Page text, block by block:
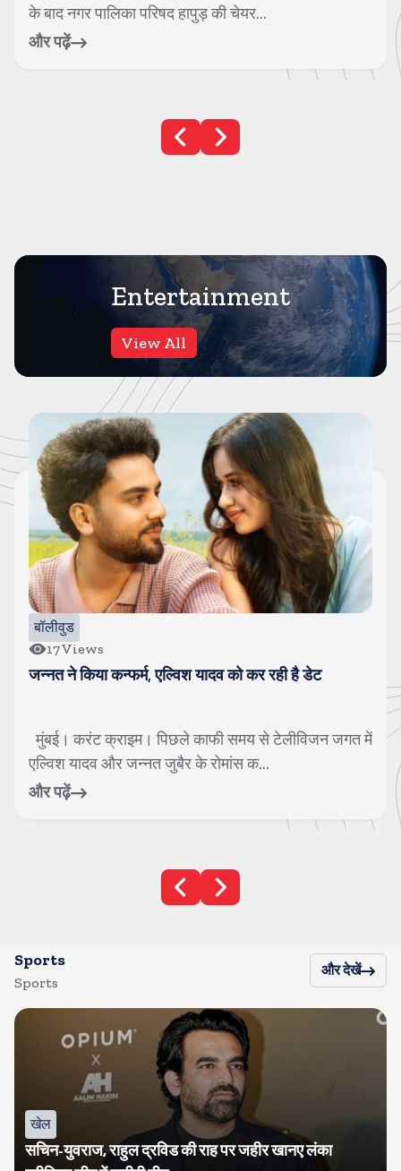
के बाद नगर पालिका परिषद हापुड़ की चेयर...
और पढ़ें
Entertainment
View All
बॉलीवुड
17Views
जन्नत ने किया कन्फर्म, एल्विश यादव को कर रही है डेट
मुंबई। करंट क्राइम। पिछले काफी समय से टेलीविजन जगत में
एल्विश यादव और जन्नत जुबैर के रोमांस क...
और पढ़ें
Sports
Sports
और देखें
खेल
सचिन-युवराज, राहुल द्रविड की राह पर जहीर खानए लंका